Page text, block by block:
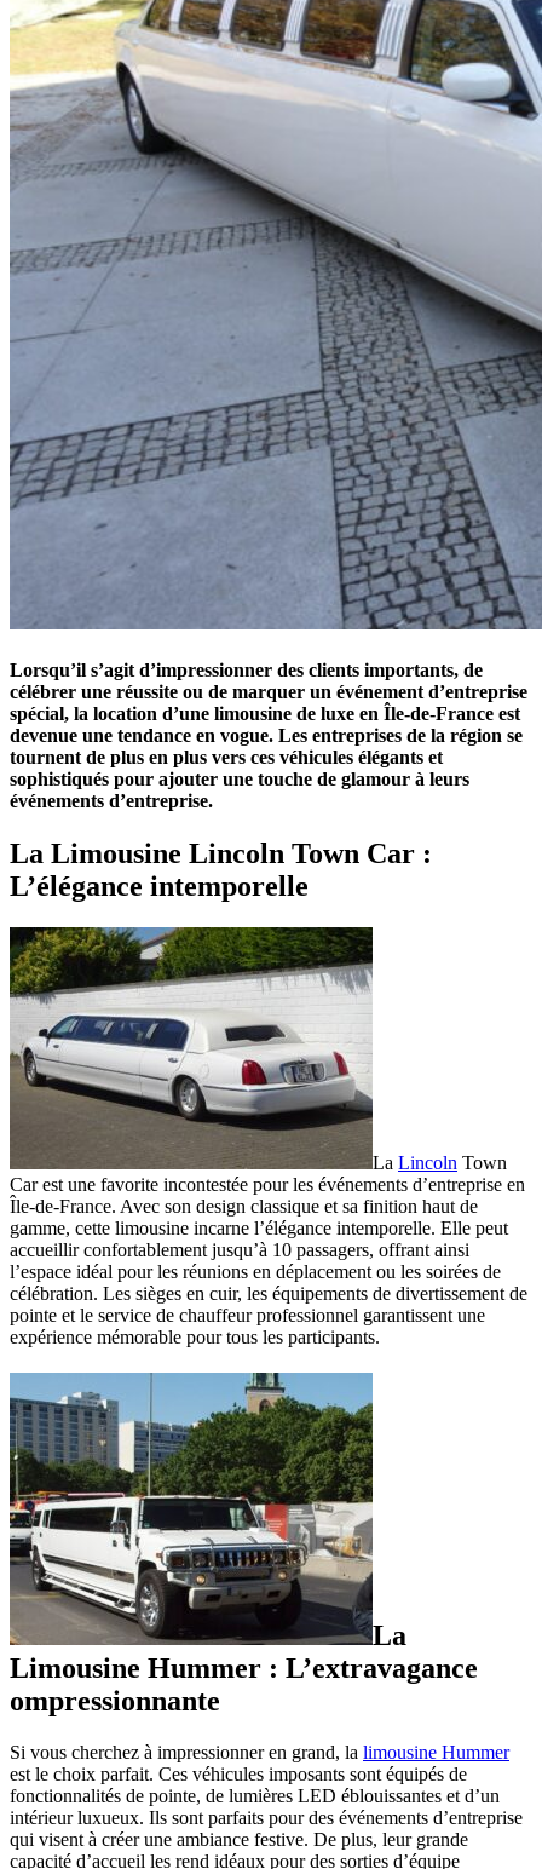
Lorsqu’il s’agit d’impressionner des clients importants, de
célébrer une réussite ou de marquer un événement d’entreprise
spécial, la location d’une limousine de luxe en Île-de-France est
devenue une tendance en vogue. Les entreprises de la région se
tournent de plus en plus vers ces véhicules élégants et
sophistiqués pour ajouter une touche de glamour à leurs
événements d’entreprise.
La Limousine Lincoln Town Car :
L’élégance intemporelle
La Lincoln Town
Car est une favorite incontestée pour les événements d’entreprise en
Île-de-France. Avec son design classique et sa finition haut de
gamme, cette limousine incarne l’élégance intemporelle. Elle peut
accueillir confortablement jusqu’à 10 passagers, offrant ainsi
l’espace idéal pour les réunions en déplacement ou les soirées de
célébration. Les sièges en cuir, les équipements de divertissement de
pointe et le service de chauffeur professionnel garantissent une
expérience mémorable pour tous les participants.
La
Limousine Hummer : L’extravagance
ompressionnante
Si vous cherchez à impressionner en grand, la limousine Hummer
est le choix parfait. Ces véhicules imposants sont équipés de
fonctionnalités de pointe, de lumières LED éblouissantes et d’un
intérieur luxueux. Ils sont parfaits pour des événements d’entreprise
qui visent à créer une ambiance festive. De plus, leur grande
capacité d’accueil les rend idéaux pour des sorties d’équipe